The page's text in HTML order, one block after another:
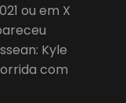
ou em X
Kyle
com